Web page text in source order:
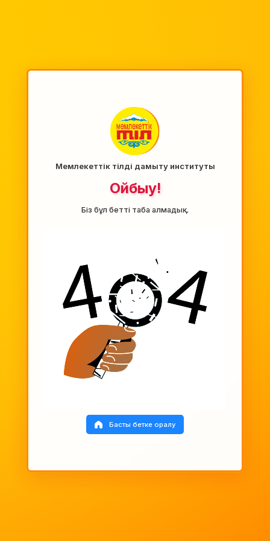
Мемлекеттік тілді дамыту институты
Ойбыу!
Біз бұл бетті таба алмадық.
Басты бетке оралу